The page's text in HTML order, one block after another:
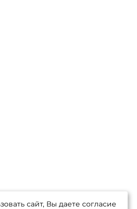
сайт, Вы даете согласие